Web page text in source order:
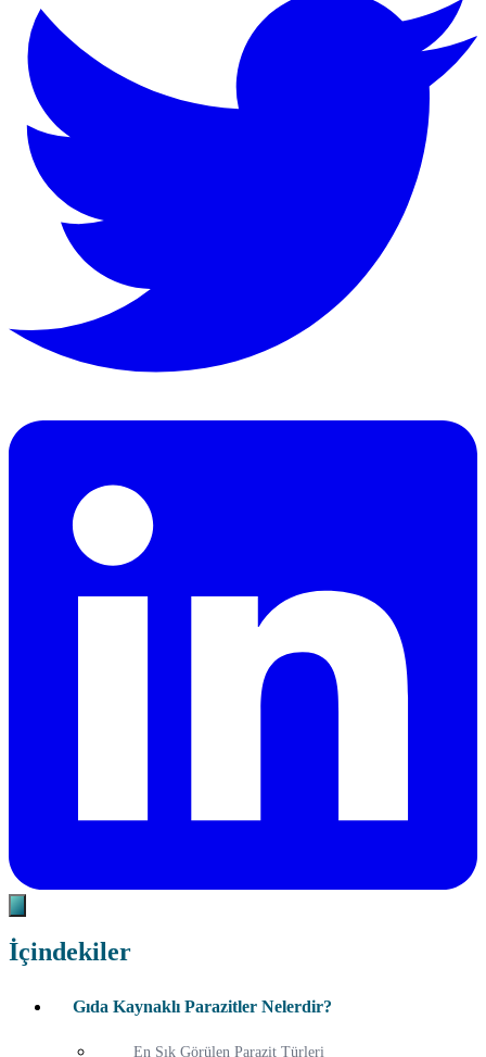
İçindekiler
Gıda Kaynaklı Parazitler Nelerdir?
En Sık Görülen Parazit Türleri